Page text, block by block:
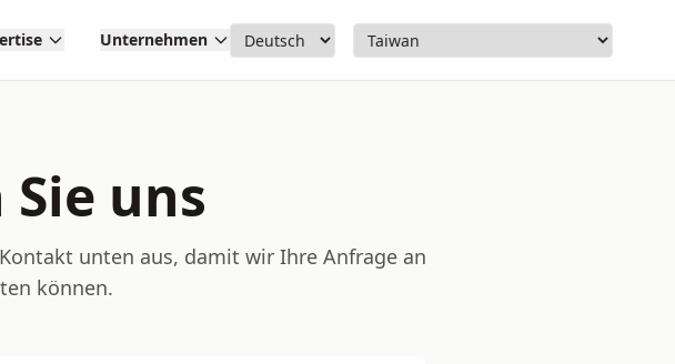
Unternehmen
uns
unten aus, damit wir Ihre Anfrage an
können.